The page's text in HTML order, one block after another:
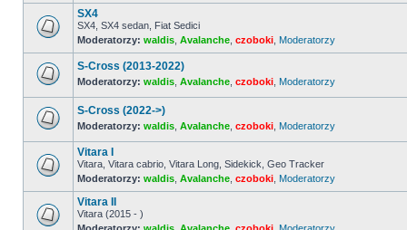
ma
nieprzeczytanych
postów
Nie
ma
nieprzeczytanych
postów
SX4
SX4, SX4 sedan, Fiat Sedici
Moderatorzy: waldis Avalanche czoboki Moderatorzy
ma
nieprzeczytanych
S-Cross (2013-2022)
Moderatorzy: waldis Avalanche czoboki Moderatorzy
ma
nieprzeczytanych
postów
S-Cross (2022->)
Moderatorzy: waldis Avalanche czoboki Moderatorzy
Nie
ma
nieprzeczytanych
postów
Vitara I
Vitara, Vitara cabrio, Vitara Long, Sidekick, Geo Tracker
Moderatorzy: waldis Avalanche czoboki Moderatorzy
Vitara II
Vitara (2015 - )